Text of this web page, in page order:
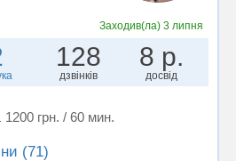
Заходив(ла)3 липня
128
дзвінків
8 р.
досвід
1200 грн. / 60 мин.
(71)